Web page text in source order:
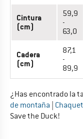
Cintura
(cm)
59,9
-
63,0
Cadera
(cm)
87,1
-
89,9
¿Has encontrado la
de montaña
Save the Duck!